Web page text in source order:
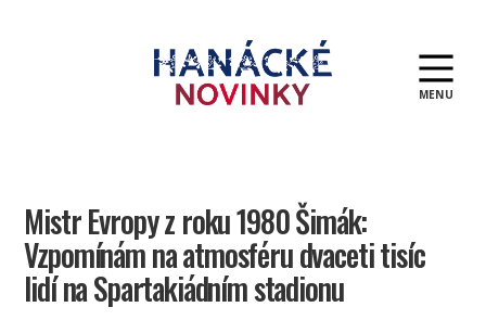
MENU
Mistr Evropy z roku 1980 Šimák:
Vzpomínám na atmosféru dvaceti tisíc
lidí na Spartakiádním stadionu